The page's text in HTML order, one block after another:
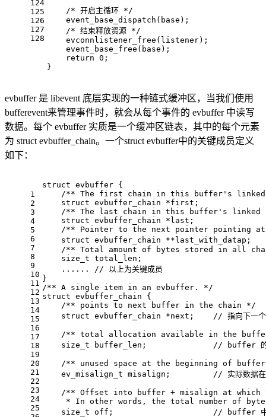
124
125
126
127
128
/* 开启主循环 */
event_base_dispatch (base);
/* 结束释放资源 */
evconnlistener_free (listener);
event_base_free (base);
return 0 ;
}
evbuffer 是 libevent 底层实现的一种链式缓冲区，当我们使用
bufferevent来管理事件时，就会从每个事件的 evbuffer 中读写
数据。每个 evbuffer 实质是一个缓冲区链表，其中的每个元素
为 struct evbuffer_chain。一个struct evbuffer中的关键成员定义
如下：
1
2
3
4
5
6
7
8
9
10
11
12
13
14
15
16
17
18
19
20
21
22
23
24
25
struct evbuffer {
/** The first chain in this buffer's
struct evbuffer_chain *first;
/** The last chain in this buffer's
struct evbuffer_chain *last;
/** Pointer to the next pointer pointing
struct evbuffer_chain
/** Total amount of bytes stored in all
size_t total_len;
    ......
// 以上为关键成员
}
/** A single item in an evbuffer. */
struct evbuffer_chain {
/** points to next buffer in the chain */
struct evbuffer_chain *next; // 指向下一
/** total allocation available in the
size_t buffer_len; // buffer 的
/** unused space at the beginning of
ev_misalign_t misalign; // 实际数据
/** Offset into buffer + misalign at
* In other words, the total number of
size_t off; // buffer 中